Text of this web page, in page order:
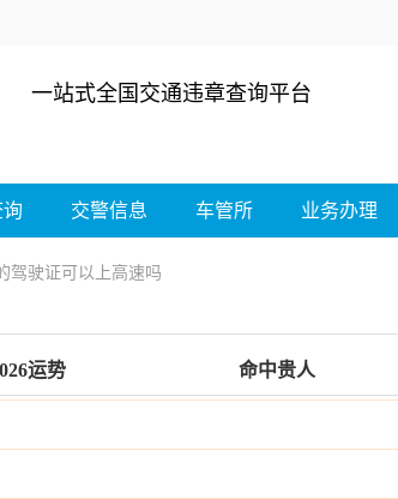
一站式全国交通违章查询平台
交警信息 车管所 业务办理
驾驶证可以上高速吗
运势 命中贵人